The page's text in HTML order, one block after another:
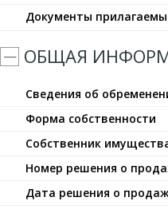
Документы
ОБЩАЯ
Сведения об
Форма собственности
Собственник
Номер решения о
Дата решения о